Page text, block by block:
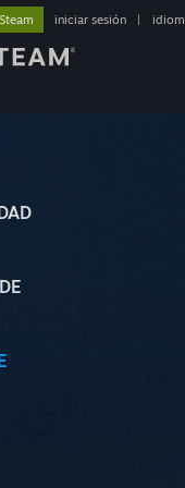
iniciar sesión